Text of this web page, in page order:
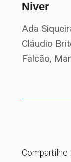
Niver
Ada
Cláudio
Falcão,
Compartilhe :